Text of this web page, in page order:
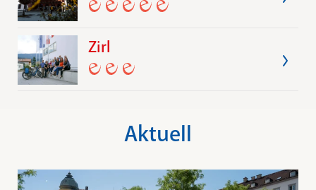
Zirl
Aktuell